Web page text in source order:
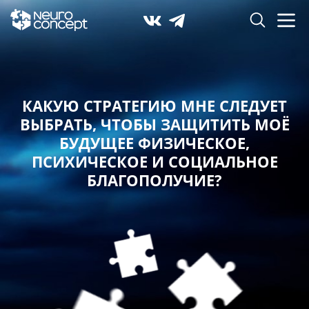
КАКУЮ СТРАТЕГИЮ МНЕ СЛЕДУЕТ
ВЫБРАТЬ,ЧТОБЫ ЗАЩИТИТЬ МОЁ
БУДУЩЕЕ ФИЗИЧЕСКОЕ,
ПСИХИЧЕСКОЕ И СОЦИАЛЬНОЕ
БЛАГОПОЛУЧИЕ?